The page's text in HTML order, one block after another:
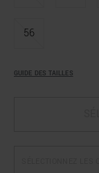
56
GUIDE DES TAILLES